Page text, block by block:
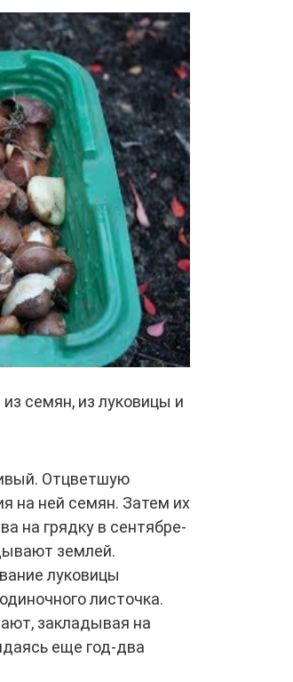
семян, из луковицы и
Отцветшую
на ней семян. Затем их
на грядку в сентябре-
землей.
луковицы
листочка.
закладывая на
еще год-два